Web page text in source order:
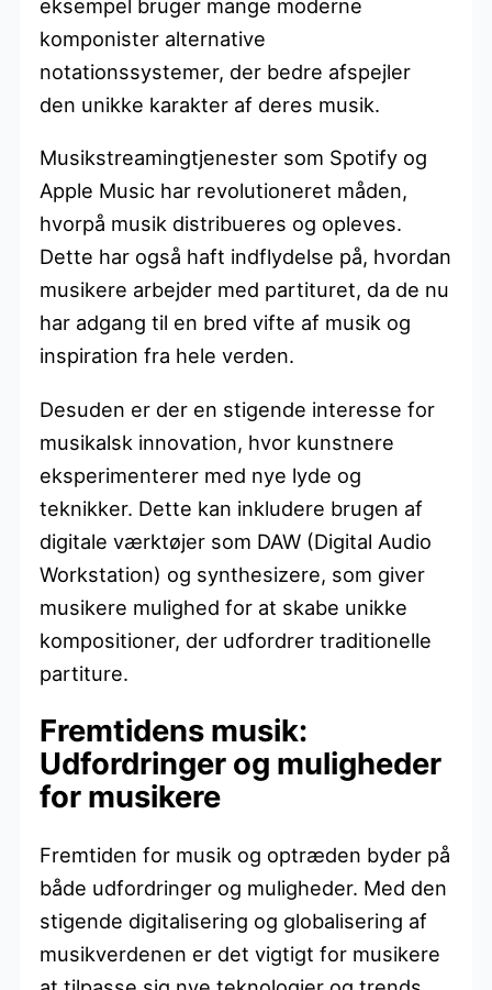
eksempel bruger mange moderne
komponister alternative
notationssystemer, der bedre afspejler
den unikke karakter af deres musik.
Musikstreamingtjenester som Spotify og
Apple Music har revolutioneret måden,
hvorpå musik distribueres og opleves.
Dette har også haft indflydelse på, hvordan
musikere arbejder med partituret, da de nu
har adgang til en bred vifte af musik og
inspiration fra hele verden.
Desuden er der en stigende interesse for
musikalsk innovation, hvor kunstnere
eksperimenterer med nye lyde og
teknikker. Dette kan inkludere brugen af
digitale værktøjer som DAW (Digital Audio
Workstation) og synthesizere, som giver
musikere mulighed for at skabe unikke
kompositioner, der udfordrer traditionelle
partiture.
Fremtidens musik:
Udfordringer og muligheder
for musikere
Fremtiden for musik og optræden byder på
både udfordringer og muligheder. Med den
stigende digitalisering og globalisering af
musikverdenen er det vigtigt for musikere